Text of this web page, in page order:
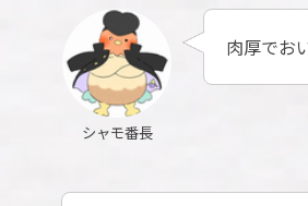
シャモ番長
肉厚でお